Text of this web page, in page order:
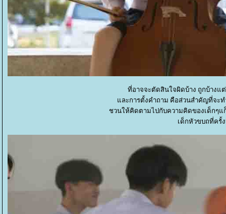
ที่อาจจะตัดสินใจผิดบ้าง ถูกบ้างแ
ละการตั้งคำถาม คือส่วนสำคัญที่จะท
ชวนให้คิดตามไปกับความคิดของเด็กๆ
เด็กหัวขบถที่ครั้